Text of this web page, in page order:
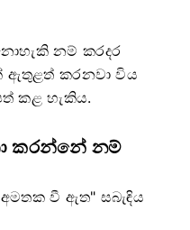
නම් කරදර
ඇතුළත් කරනවා විය
කළ හැකිය.
කරන්නේ නම්
වී ඇත" සබැඳිය